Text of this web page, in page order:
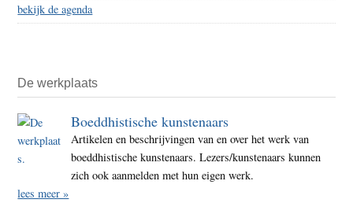
bekijk de agenda
De werkplaats
Boeddhistische kunstenaars
Artikelen en beschrijvingen van en over het werk van
boeddhistische kunstenaars. Lezers/kunstenaars kunnen
zich ook aanmelden met hun eigen werk.
lees meer »